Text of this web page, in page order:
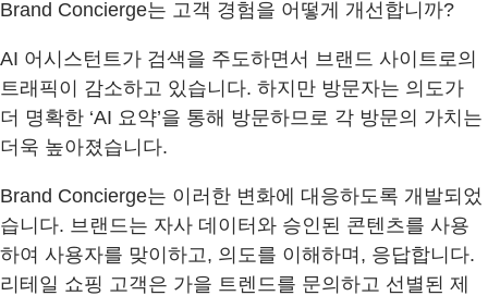
Brand Concierge는 고객 경험을 어떻게 개선합니까?
AI 어시스턴트가 검색을 주도하면서 브랜드 사이트로의
트래픽이 감소하고 있습니다. 하지만 방문자는 의도가
더 명확한 ‘AI 요약’을 통해 방문하므로 각 방문의 가치는
더욱 높아졌습니다.
Brand Concierge는 이러한 변화에 대응하도록 개발되었
습니다. 브랜드는 자사 데이터와 승인된 콘텐츠를 사용
하여 사용자를 맞이하고, 의도를 이해하며, 응답합니다.
리테일 쇼핑 고객은 가을 트렌드를 문의하고 선별된 제